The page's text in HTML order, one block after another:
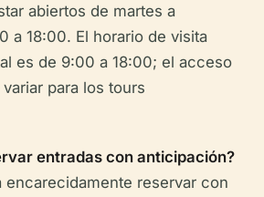
abiertos de martes a
a 18:00. El horario de visita
es de 9:00 a 18:00; el acceso
para los tours
entradas con anticipación?
encarecidamente reservar con